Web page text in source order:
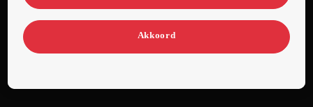
Wie het langst
volhoudt, wint
een geldprijs
van
Akkoord